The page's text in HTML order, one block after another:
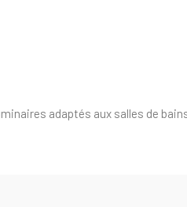
adaptés aux salles de